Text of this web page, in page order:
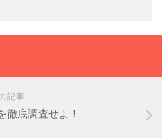
記事
徹底調査せよ！